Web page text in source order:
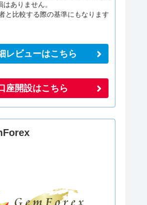
ありません。
と比較する際の基準にもなります
レビューはこちら
座開設はこちら